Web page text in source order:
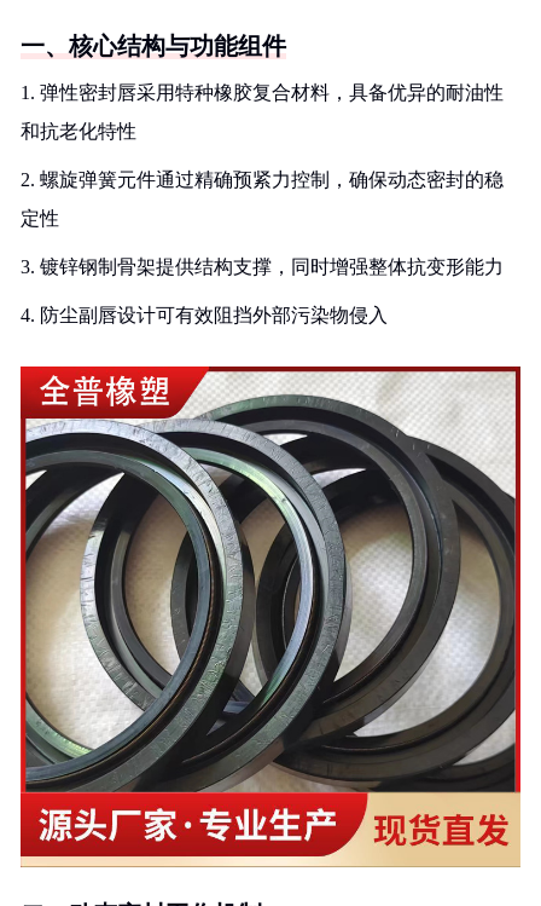
一、核心结构与功能组件
1. 弹性密封唇采用特种橡胶复合材料，具备优异的耐油性
和抗老化特性
2. 螺旋弹簧元件通过精确预紧力控制，确保动态密封的稳
定性
3. 镀锌钢制骨架提供结构支撑，同时增强整体抗变形能力
4. 防尘副唇设计可有效阻挡外部污染物侵入